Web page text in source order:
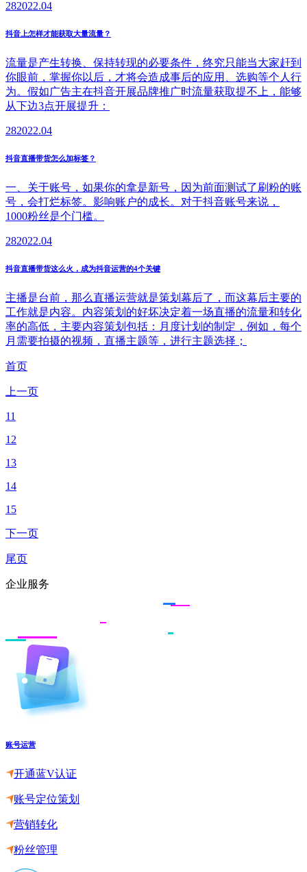
282022.04
抖音上怎样才能获取大量流量？
流量是产生转换、保持转现的必要条件，终究只能当大家赶到
你眼前，掌握你以后，才将会造成事后的应用、选购等个人行
为。假如广告主在抖音开展品牌推广时流量获取提不上，能够
从下边3点开展提升：
282022.04
抖音直播带货怎么加标签？
一、关于账号，如果你的拿是新号，因为前面测试了刷粉的账
号，会打烂标签。影响账户的成长。对于抖音账号来说，
1000粉丝是个门槛。
282022.04
抖音直播带货这么火，成为抖音运营的4个关键
主播是台前，那么直播运营就是策划幕后了，而这幕后主要的
工作就是内容。内容策划的好坏决定着一场直播的流量和转化
率的高低，主要内容策划包括：月度计划的制定，例如，每个
月需要拍摄的视频，直播主题等，进行主题选择；
首页
上一页
11
12
13
14
15
下一页
尾页
企业服务
账号运营
开通蓝V认证
账号定位策划
营销转化
粉丝管理